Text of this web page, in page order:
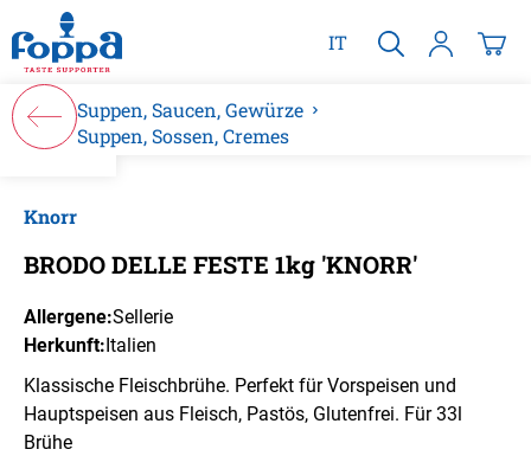
springen
IT
Suppen, Saucen, Gewürze
Suppen, Sossen, Cremes
Knorr
BRODO DELLE FESTE 1kg 'KNORR'
Allergene:Sellerie
Herkunft:Italien
Klassische Fleischbrühe. Perfekt für Vorspeisen und
Hauptspeisen aus Fleisch, Pastös, Glutenfrei. Für 33l
Brühe